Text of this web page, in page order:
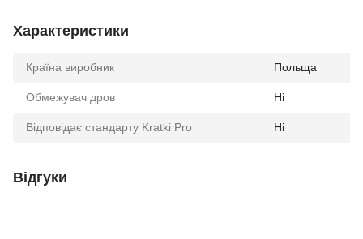
Характеристики
Країна виробник Польща
Обмежувач дров Ні
Відповідає стандарту Kratki Pro Ні
Відгуки